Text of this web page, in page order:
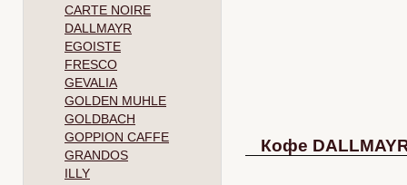
CARTE NOIRE
DALLMAYR
EGOISTE
FRESCO
GEVALIA
GOLDEN MUHLE
GOLDBACH
GOPPION CAFFE
GRANDOS
ILLY
Кофе